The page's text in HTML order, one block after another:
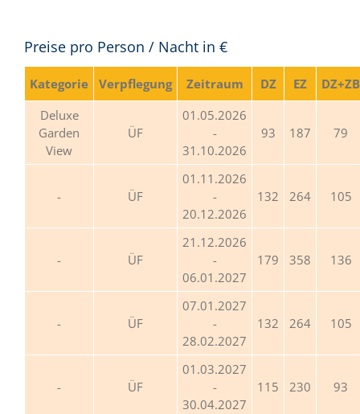
Preise pro Person / Nacht in €
Kategorie Verpflegung Zeitraum DZ EZ
DZ+ZB
Deluxe
Garden
View
ÜF
01.05.2026
-
31.10.2026
93 187 79
ÜF
01.11.2026
-
20.12.2026
132 264 105
ÜF
21.12.2026
-
06.01.2027
179 358 136
ÜF
07.01.2027
-
28.02.2027
132 264 105
ÜF
01.03.2027
-
30.04.2027
115 230 93